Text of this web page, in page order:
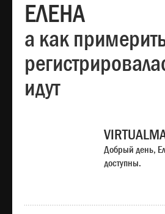
ЕЛЕНА
а как
идут
Добрый день,
доступны.